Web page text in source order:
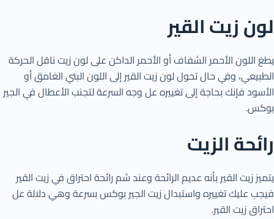
لون زيت القير
يطغ اللون الأحمر الشفاف أو الأحمر الداكن على لون زيت ناقل الحركة
الطبيعي، وفي حال تحول لون زيت القير إلى اللون البني الغامق أو
الأسود فإنك بحاجة إلى تغييره عل وجه السرعة لتجنب الأعطال في الجير
بوكس.
رائحة الزيت
يتميز زيت القير بأنه عديم الرائحة وعند شم رائحة احتراق في زيت القير
فيجب عليك تغييره واستبدال زيت الجير بوكس بسرعة وهي دلالة عل
احتراق زيت القير.